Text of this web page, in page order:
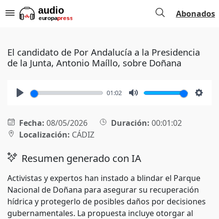
Abonados
El candidato de Por Andalucía a la Presidencia
de la Junta, Antonio Maíllo, sobre Doñana
01:02
Fecha: 08/05/2026 Duración: 00:01:02
Localización: CÁDIZ
Resumen generado con IA
Activistas y expertos han instado a blindar el Parque
Nacional de Doñana para asegurar su recuperación
hídrica y protegerlo de posibles daños por decisiones
gubernamentales. La propuesta incluye otorgar al